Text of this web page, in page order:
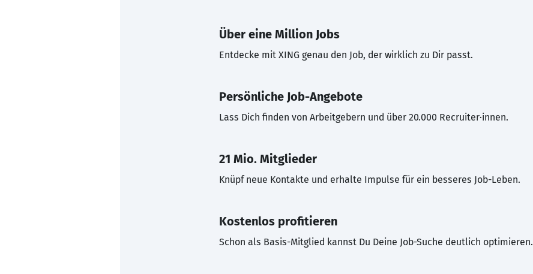
Über eine Million Jobs
Entdecke mit XING genau den Job, der wirklich zu Dir passt.
Persönliche Job-Angebote
Lass Dich finden von Arbeitgebern und über 20.000 Recruiter·innen.
21 Mio. Mitglieder
Knüpf neue Kontakte und erhalte Impulse für ein besseres Job-Leben.
Kostenlos profitieren
Schon als Basis-Mitglied kannst Du Deine Job-Suche deutlich optimieren.